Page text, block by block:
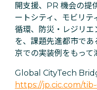
開支援、PR 機会の提
ートシティ、モビリ
循環、防災・レジリ
を、課題先進都市で
京での実装例をもって
Global CityTech
https://jp.cic.com/